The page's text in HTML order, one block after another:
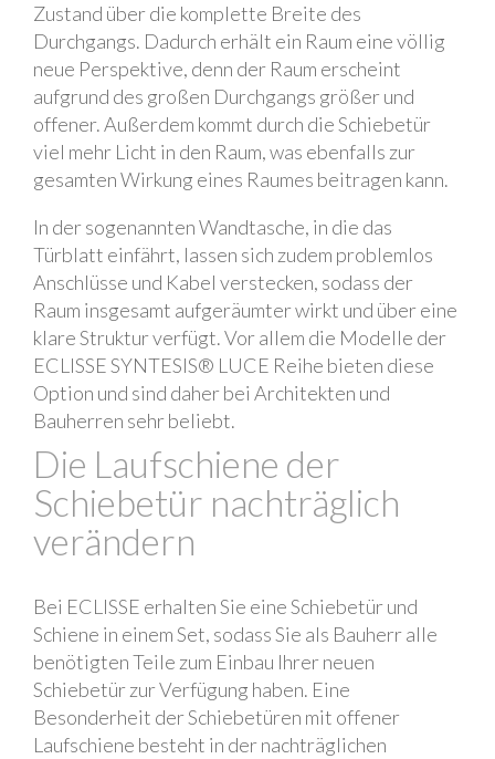
Zustand über die komplette Breite des
Durchgangs. Dadurch erhält ein Raum eine völlig
neue Perspektive, denn der Raum erscheint
aufgrund des großen Durchgangs größer und
offener. Außerdem kommt durch die Schiebetür
viel mehr Licht in den Raum, was ebenfalls zur
gesamten Wirkung eines Raumes beitragen kann.
In der sogenannten Wandtasche, in die das
Türblatt einfährt, lassen sich zudem problemlos
Anschlüsse und Kabel verstecken, sodass der
Raum insgesamt aufgeräumter wirkt und über eine
klare Struktur verfügt. Vor allem die Modelle der
ECLISSE SYNTESIS® LUCE Reihe bieten diese
Option und sind daher bei Architekten und
Bauherren sehr beliebt.
Die Laufschiene der
Schiebetür nachträglich
verändern
Bei ECLISSE erhalten Sie eine Schiebetür und
Schiene in einem Set, sodass Sie als Bauherr alle
benötigten Teile zum Einbau Ihrer neuen
Schiebetür zur Verfügung haben. Eine
Besonderheit der Schiebetüren mit offener
Laufschiene besteht in der nachträglichen